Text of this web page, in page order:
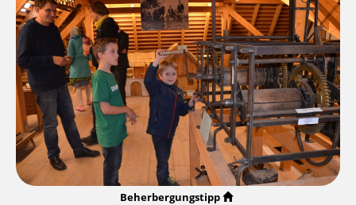
Beherbergungstipp